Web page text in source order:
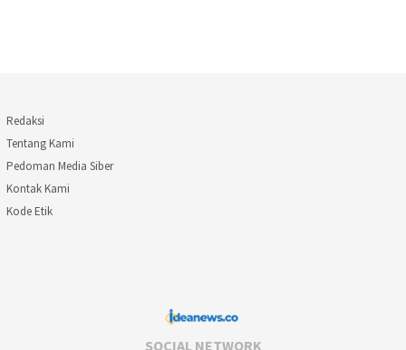
Redaksi
Tentang Kami
Pedoman Media Siber
Kontak Kami
Kode Etik
SOCIAL NETWORK